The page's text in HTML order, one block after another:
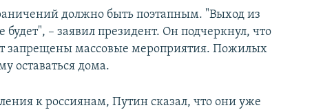
должно быть поэтапным. "Выход из
– заявил президент. Он подчеркнул, что
запрещены массовые мероприятия. Пожилых
оставаться дома.
к россиянам, Путин сказал, что они уже